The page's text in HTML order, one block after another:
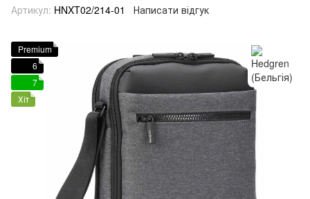
Артикул: HNXT02/214-01 Написати відгук
Premium
6
7
Хіт